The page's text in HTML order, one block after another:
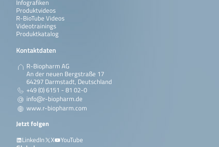
Infografiken
Produktvideos
R-BioTube Videos
Videotrainings
Produktkatalog
Kontaktdaten
R-Biopharm AG
An der neuen Bergstraße 17
64297 Darmstadt, Deutschland
+49 (0) 6151 - 81 02-0
info@r-biopharm.de
www.r-biopharm.com
Jetzt folgen
LinkedIn
X YouTube